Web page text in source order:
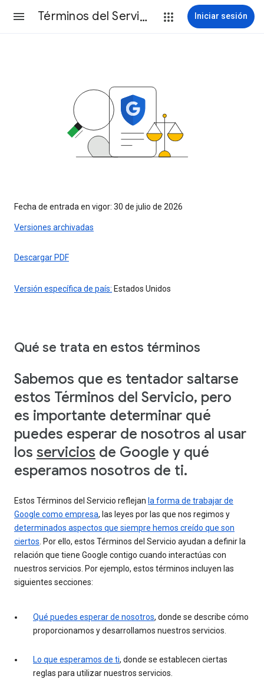
Términos del Servicio Iniciar sesión
Fecha de entrada en vigor: 30 de julio de 2026
Versiones archivadas
Descargar PDF
Versión específica de país: Estados Unidos
Qué se trata en estos términos
Sabemos que es tentador saltarse
estos Términos del Servicio, pero
es importante determinar qué
puedes esperar de nosotros al usar
los servicios de Google y qué
esperamos nosotros de ti.
Estos Términos del Servicio reflejan la forma de trabajar de
Google como empresa, las leyes por las que nos regimos y
determinados aspectos que siempre hemos creído que son
ciertos . Por ello, estos Términos del Servicio ayudan a definir la
relación que tiene Google contigo cuando interactúas con
nuestros servicios. Por ejemplo, estos términos incluyen las
siguientes secciones:
Qué puedes esperar de nosotros, donde se describe cómo
proporcionamos y desarrollamos nuestros servicios.
Lo que esperamos de ti, donde se establecen ciertas
reglas para utilizar nuestros servicios.